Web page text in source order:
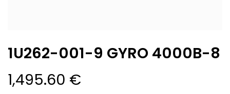
1U262-001-9 GYRO 4000B-8
1,495.60 €